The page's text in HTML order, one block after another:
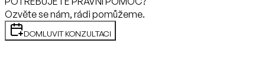
Ozvěte se nám, rádi pomůžeme.
DOMLUVIT KONZULTACI